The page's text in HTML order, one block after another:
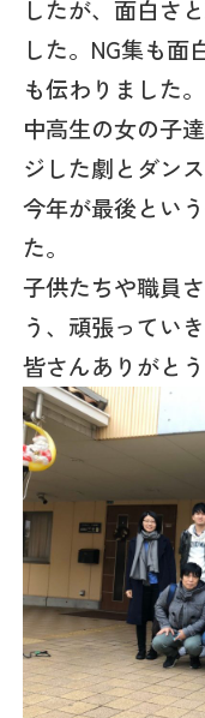
したが、面白さ
した。NG集も面
も伝わりました。
中高生の女の子
ジした劇とダン
今年が最後とい
た。
子供たちや職員
う、頑張ってい
皆さんありがと